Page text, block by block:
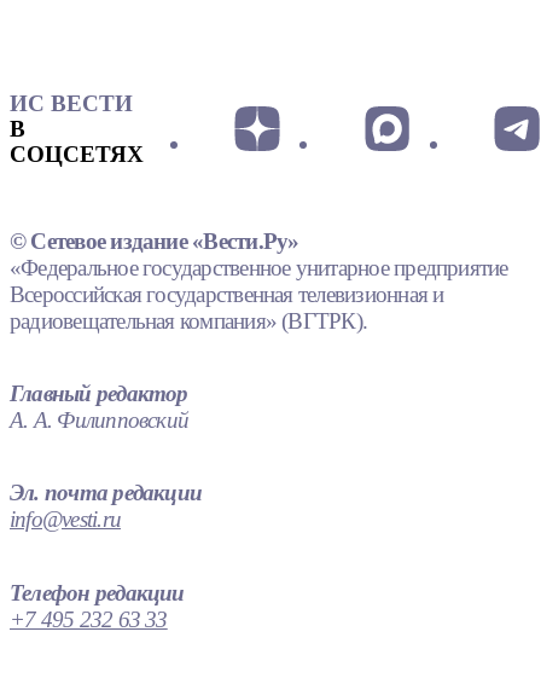
ИС ВЕСТИ
В
СОЦСЕТЯХ
© Сетевое издание «Вести.Ру»
«Федеральное государственное унитарное предприятие
Всероссийская государственная телевизионная и
радиовещательная компания» (ВГТРК).
Главный редактор
А. А. Филипповский
Эл. почта редакции
info@vesti.ru
Телефон редакции
+7 495 232 63 33